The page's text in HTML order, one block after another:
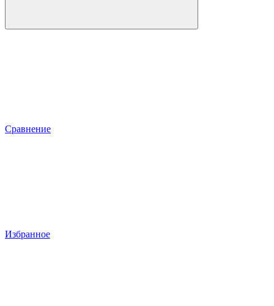
Сравнение
Избранное